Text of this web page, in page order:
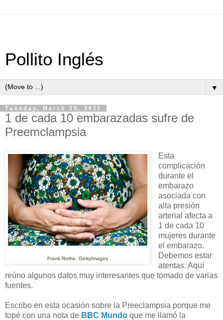
Pollito Inglés
▼
Tuesday, March 29, 2011
1 de cada 10 embarazadas sufre de
Preemclampsia
Frank Rothe. GettyImages
Esta
complicación
durante el
embarazo
asociada con
alta presión
arterial afecta a
1 de cada 10
mujeres durante
el embarazo.
Debemos estar
atentas. Aquí
reúno algunos datos muy interesantes que tomado de varias
fuentes.
Escribo en esta ocasión sobre la Preeclampsia porque me
topé con una nota de BBC Mundo que me llamó la